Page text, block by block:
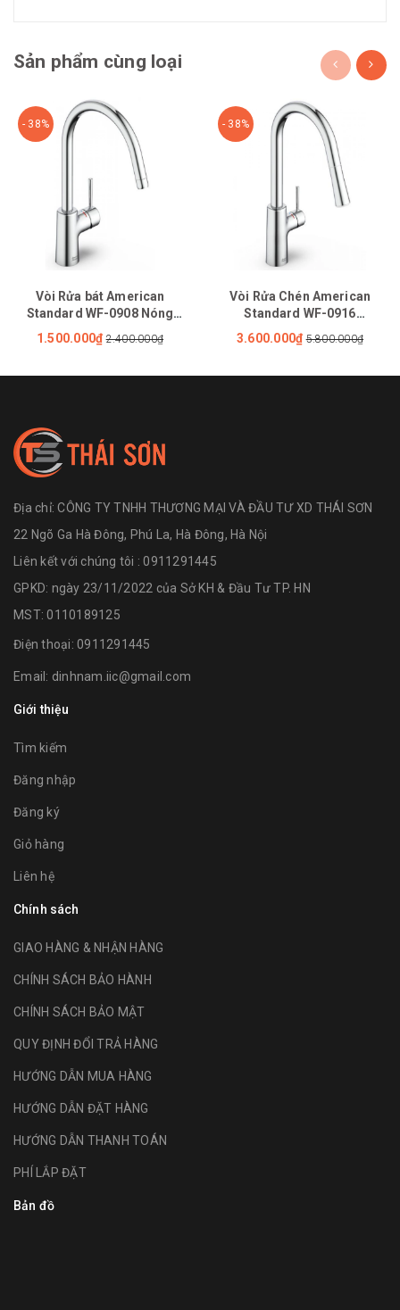
Sản phẩm cùng loại
- 38%
Vòi Rửa bát American
Standard WF-0908 Nóng
Lạnh
1.500.000₫ 2.400.000₫
- 38%
Vòi Rửa Chén American
Standard WF-0916
(1009160000) Nóng Lạnh Rút
Dây Agate
3.600.000₫ 5.800.000₫
Địa chỉ:CÔNG TY TNHH THƯƠNG MẠI VÀ ĐẦU TƯ XD THÁI SƠN
22 Ngõ Ga Hà Đông, Phú La, Hà Đông, Hà Nội
Liên kết với chúng tôi : 0911291445
GPKD: ngày 23/11/2022 của Sở KH & Đầu Tư TP. HN
MST: 0110189125
Điện thoại: 0911291445
Email: dinhnam.iic@gmail.com
Giới thiệu
Tìm kiếm
Đăng nhập
Đăng ký
Giỏ hàng
Liên hệ
Chính sách
GIAO HÀNG & NHẬN HÀNG
CHÍNH SÁCH BẢO HÀNH
CHÍNH SÁCH BẢO MẬT
QUY ĐỊNH ĐỔI TRẢ HÀNG
HƯỚNG DẪN MUA HÀNG
HƯỚNG DẪN ĐẶT HÀNG
HƯỚNG DẪN THANH TOÁN
PHÍ LẮP ĐẶT
Bản đồ